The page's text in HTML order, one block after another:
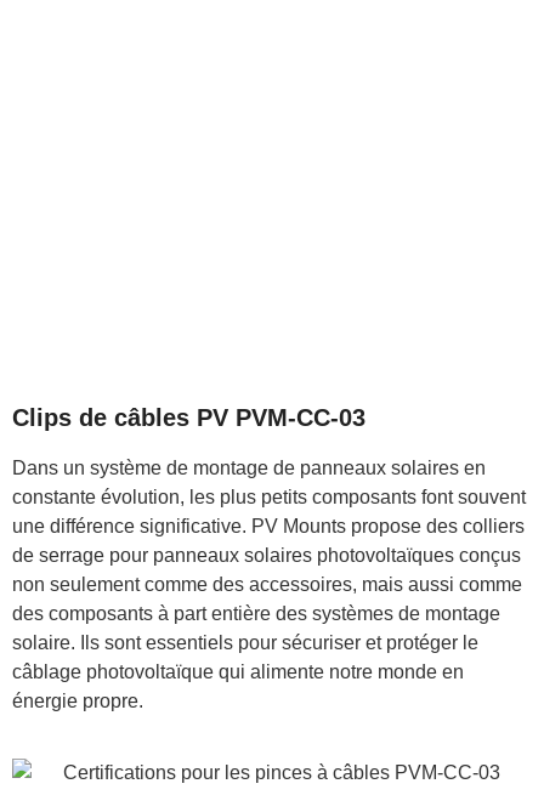
Clips de câbles PV PVM-CC-03
Dans un système de montage de panneaux solaires en
constante évolution, les plus petits composants font souvent
une différence significative. PV Mounts propose des colliers
de serrage pour panneaux solaires photovoltaïques conçus
non seulement comme des accessoires, mais aussi comme
des composants à part entière des systèmes de montage
solaire. Ils sont essentiels pour sécuriser et protéger le
câblage photovoltaïque qui alimente notre monde en
énergie propre.